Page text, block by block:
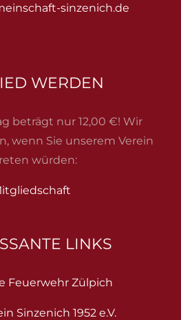
sinzenich.de
WERDEN
beträgt nur 12,00 €! Wir
wenn Sie unserem Verein
würden:
LINKS
Feuerwehr Zülpich
Sinzenich 1952 e.V.